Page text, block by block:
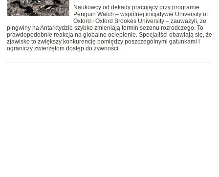
Naukowcy od dekady pracujący przy programie
Penguin Watch – wspólnej inicjatywie University of
Oxford i Oxford Brookes University – zauważyli, że
pingwiny na Antarktydzie szybko zmieniają termin sezonu rozrodczego. To
prawdopodobnie reakcja na globalne ocieplenie. Specjaliści obawiają się, że
zjawisko to zwiększy konkurencję pomiędzy poszczególnymi gatunkami i
ograniczy zwierzętom dostęp do żywności.